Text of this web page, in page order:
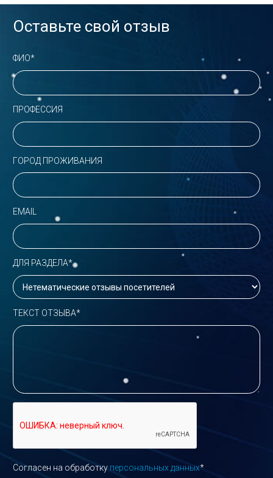
Оставьте свой отзыв
ФИО*
ПРОФЕССИЯ
ГОРОД ПРОЖИВАНИЯ
EMAIL
ДЛЯ РАЗДЕЛА*
ТЕКСТ ОТЗЫВА*
Согласен на обработку персональных данных*